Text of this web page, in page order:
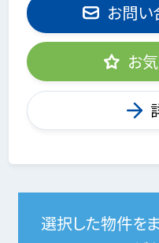
お問い
お
選択した物件を